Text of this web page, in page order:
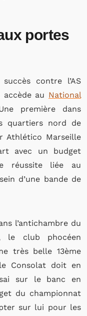
portes
contre l’AS
accède au National
première dans
quartiers nord de
Athlético Marseille
avec un budget
réussite liée au
d’une bande de
l’antichambre du
le club phocéen
très belle 13ème
Consolat doit en
sur le banc en
du championnat
sur lui pour les